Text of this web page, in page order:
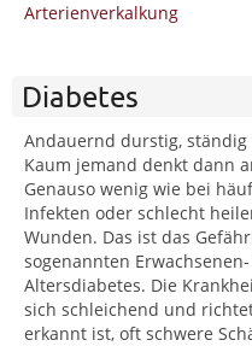
Arterienverkalkung
Diabetes
Andauernd durstig, ständig
Kaum jemand denkt dann
Genauso wenig wie bei
Infekten oder schlecht
Wunden. Das ist das
sogenannten
Altersdiabetes. Die
sich schleichend und
erkannt ist, oft schwere